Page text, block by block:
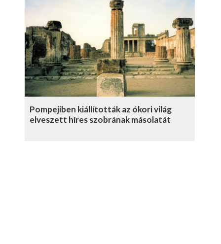
Pompejiben kiállították az ókori világ
elveszett híres szobrának másolatát